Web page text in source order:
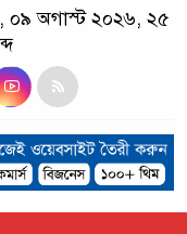
০৯ অগাস্ট ২০২৬, ২৫